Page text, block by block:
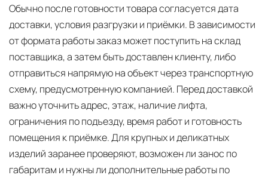
Обычно после готовности товара согласуется дата
доставки, условия разгрузки и приёмки. В зависимости
от формата работы заказ может поступить на склад
поставщика, а затем быть доставлен клиенту, либо
отправиться напрямую на объект через транспортную
схему, предусмотренную компанией. Перед доставкой
важно уточнить адрес, этаж, наличие лифта,
ограничения по подъезду, время работ и готовность
помещения к приёмке. Для крупных и деликатных
изделий заранее проверяют, возможен ли занос по
габаритам и нужны ли дополнительные работы по